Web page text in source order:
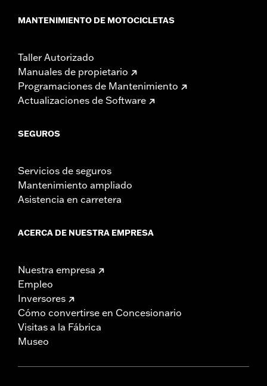
MANTENIMIENTO DE MOTOCICLETAS
Taller Autorizado
Manuales de propietario
Programaciones de Mantenimiento
Actualizaciones de Software
SEGUROS
Servicios de seguros
Mantenimiento ampliado
Asistencia en carretera
ACERCA DE NUESTRA EMPRESA
Nuestra empresa
Empleo
Inversores
Cómo convertirse en Concesionario
Visitas a la Fábrica
Museo